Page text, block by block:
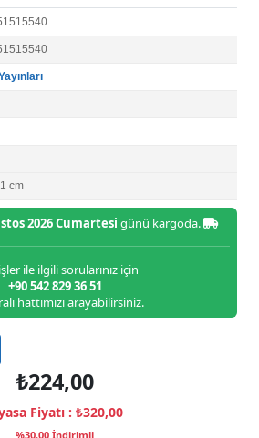
cm
2026 Cumartesi günü kargoda.
ile ilgili sorularınız için
+90 542 829 36 51
hattımızı arayabilirsiniz.
₺224,00
Fiyatı : ₺320,00
%30,00 İndirimli